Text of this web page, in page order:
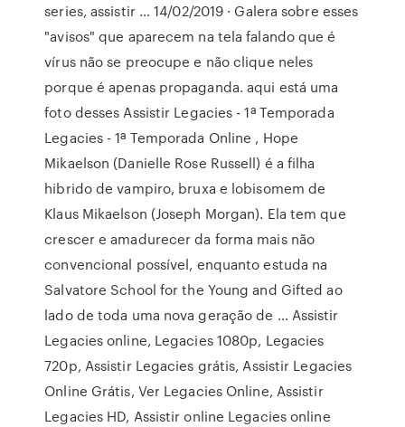
series, assistir … 14/02/2019 · Galera sobre esses
"avisos" que aparecem na tela falando que é
vírus não se preocupe e não clique neles
porque é apenas propaganda. aqui está uma
foto desses Assistir Legacies - 1ª Temporada
Legacies - 1ª Temporada Online , Hope
Mikaelson (Danielle Rose Russell) é a filha
hibrido de vampiro, bruxa e lobisomem de
Klaus Mikaelson (Joseph Morgan). Ela tem que
crescer e amadurecer da forma mais não
convencional possível, enquanto estuda na
Salvatore School for the Young and Gifted ao
lado de toda uma nova geração de … Assistir
Legacies online, Legacies 1080p, Legacies
720p, Assistir Legacies grátis, Assistir Legacies
Online Grátis, Ver Legacies Online, Assistir
Legacies HD, Assistir online Legacies online